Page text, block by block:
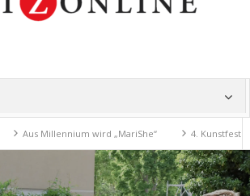
Aus Millennium wird „MariShe“ 4. Kunstfest